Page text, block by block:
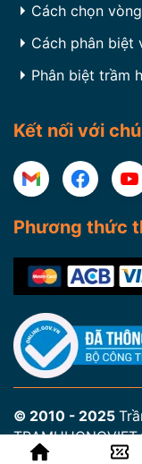
Cách chọn
Cách phân biệt
Phân biệt trầm
Kết nối với
Phương thức
© 2010 - 2025
Reserved.